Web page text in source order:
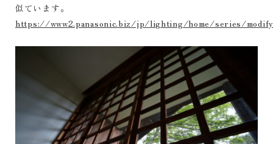
似ています。
https://www2.panasonic.biz/jp/lighting/home/series/